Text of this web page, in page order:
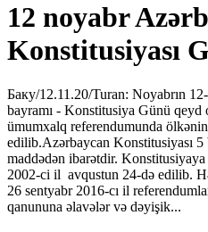
12 noyabr
Konstitusiyası
Баку/12.11.20/Turan: Noyabrın
bayramı - Konstitusiya Günü
ümumxalq referendumunda
edilib.Azərbaycan Konstitusiyası
maddədən ibarətdir.
2002-ci il avqustun 24-də edilib.
26 sentyabr 2016-cı il
qanununa əlavələr və dəyişik...